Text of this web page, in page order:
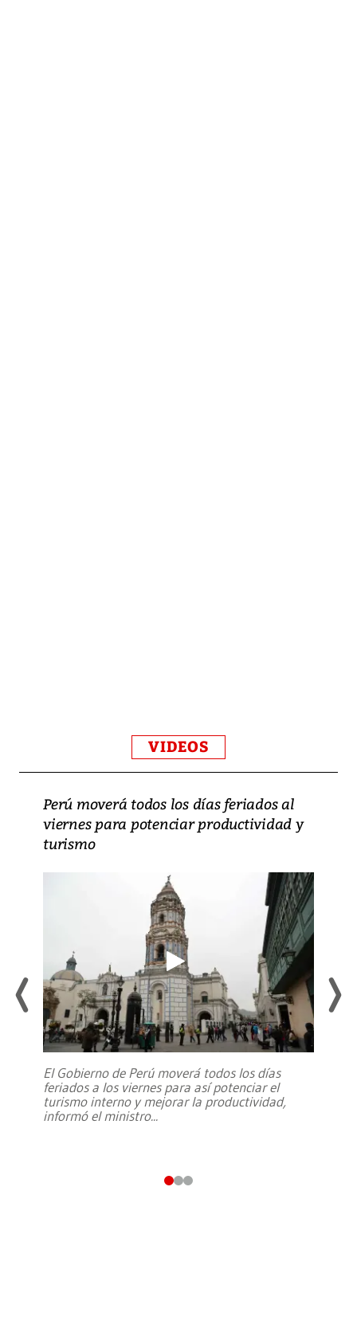
VIDEOS
Perú moverá todos los días feriados al
viernes para potenciar productividad y
turismo
El Gobierno de Perú moverá todos los días
feriados a los viernes para así potenciar el
turismo interno y mejorar la productividad,
informó el ministro...